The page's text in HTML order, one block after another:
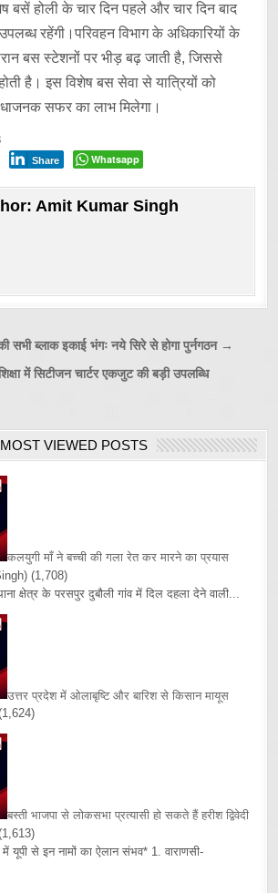
बसें होली के चार दिन पहले और चार दिन बाद
रहेंगी।परिवहन विभाग के अधिकारियों के
बस स्टेशनों पर भीड़ बढ़ जाती है, जिससे
है। इस विशेष बस सेवा से यात्रियों को
सफर का लाभ मिलेगा।
Share Whatsapp
Amit Kumar Singh
सभी ब्लाक इकाई भंगः नये सिरे से होगा पुर्नगठन →
में सिटीजन चार्टर एकजुट की बड़ी उपलब्धि
MOST VIEWED POSTS
कलयुगी माँ ने बच्ची की गला रेत कर मारने का प्रयास
(1,708)
क्षेत्र के परसपुर दुबौली गांव में दिल दहला देने वाली...
उत्तर प्रदेश में ओलाबृष्टि और बारिश से किसान मायूस
बस्ती भाजपा से लोकसभा प्रत्यासी हो सकते हैं हरीश द्विवेदी
यूपी से इन नामों का ऐलान संभव* 1. वाराणसी-